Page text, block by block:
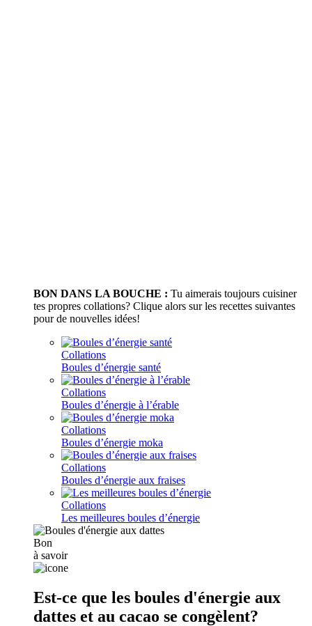
BON DANS LA BOUCHE : Tu aimerais toujours cuisiner
tes propres collations? Clique alors sur les recettes suivantes
pour de nouvelles idées!
Collations
Boules d’énergie santé
Collations
Boules d’énergie à l’érable
Collations
Boules d’énergie moka
Collations
Boules d’énergie aux fraises
Collations
Les meilleures boules d’énergie
Bon
à savoir
Est-ce que les boules d'énergie aux
dattes et au cacao se congèlent?